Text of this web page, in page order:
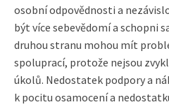
osobní odpovědnosti a
být více sebevědomí a schopni
druhou stranu mohou mít
spoluprací, protože nejsou
úkolů. Nedostatek podpory a
k pocitu osamocení a